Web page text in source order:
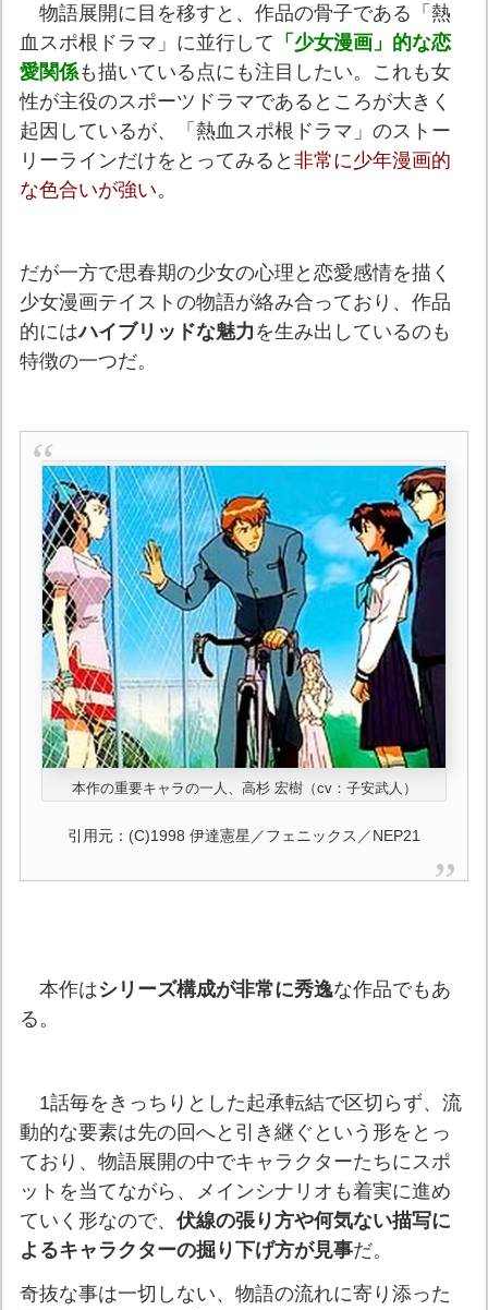
物語展開に目を移すと、作品の骨子である「熱
血スポ根ドラマ」に並行して 「少女漫画」的な恋
愛関係も描いている点にも注目したい。これも女
性が主役のスポーツドラマであるところが大きく
起因しているが、「熱血スポ根ドラマ」のストー
リーラインだけをとってみると非常に少年漫画的
な色合いが強い。
だが一方で思春期の少女の心理と恋愛感情を描く
少女漫画テイストの物語が絡み合っており、作品
的にはハイブリッドな魅力 を生み出しているのも
特徴の一つだ。
本作の重要キャラの一人、高杉 宏樹（cv：子安武人）
引用元：(C)1998 伊達憲星／フェニックス／NEP21
本作はシリーズ構成が非常に秀逸な作品でもあ
る。
1話毎をきっちりとした起承転結で区切らず、流
動的な要素は先の回へと引き継ぐという形をとっ
ており、物語展開の中でキャラクターたちにスポ
ットを当てながら、メインシナリオも着実に進め
ていく形なので、伏線の張り方や何気ない描写に
よるキャラクターの掘り下げ方が見事だ。
奇抜な事は一切しない、物語の流れに寄り添った